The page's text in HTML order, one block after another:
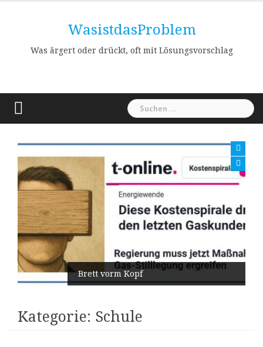
WasistdasProblem
Was ärgert oder drückt, oft mit Lösungsvorschlag
Suchen
nach:
Brett vorm Kopf
Kategorie: Schule